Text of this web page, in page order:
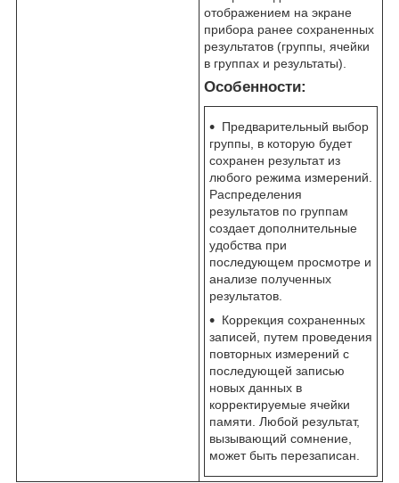
отображением на экране
прибора ранее сохраненных
результатов (группы, ячейки
в группах и результаты).
Особенности:
Предварительный выбор
группы, в которую будет
сохранен результат из
любого режима измерений.
Распределения
результатов по группам
создает дополнительные
удобства при
последующем просмотре и
анализе полученных
результатов.
Коррекция сохраненных
записей, путем проведения
повторных измерений с
последующей записью
новых данных в
корректируемые ячейки
памяти. Любой результат,
вызывающий сомнение,
может быть перезаписан.